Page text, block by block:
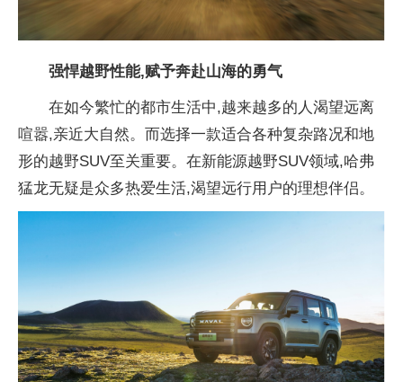
强悍越野性能,赋予奔赴山海的勇气
在如今繁忙的都市生活中,越来越多的人渴望远离
喧嚣,亲近大自然。而选择一款适合各种复杂路况和地
形的越野SUV至关重要。在新能源越野SUV领域,哈弗
猛龙无疑是众多热爱生活,渴望远行用户的理想伴侣。